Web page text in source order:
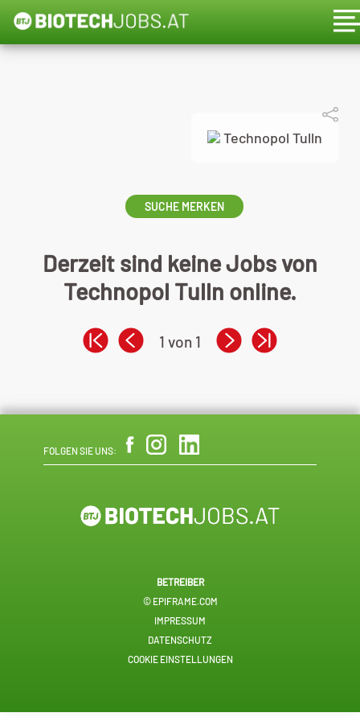
Technopol Tulln
SUCHE MERKEN
Derzeit sind keine Jobs von
Technopol Tulln online.
1 von 1
FOLGEN SIE UNS:
BETREIBER
© EPIFRAME.COM
IMPRESSUM
DATENSCHUTZ
COOKIE EINSTELLUNGEN